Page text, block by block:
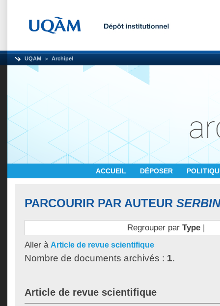
UQAM Archipel
ACCUEIL DÉPOSER
PARCOURIR PAR AUTEUR
Regrouper par Type|
Aller à Article de revue scientifique
Nombre de documents archivés : 1.
Article de revue scientifique